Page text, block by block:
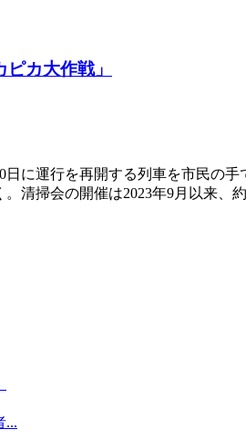
カ大作戦」
に運行を再開する列車を市民の
清掃会の開催は2023年9月以来、
...